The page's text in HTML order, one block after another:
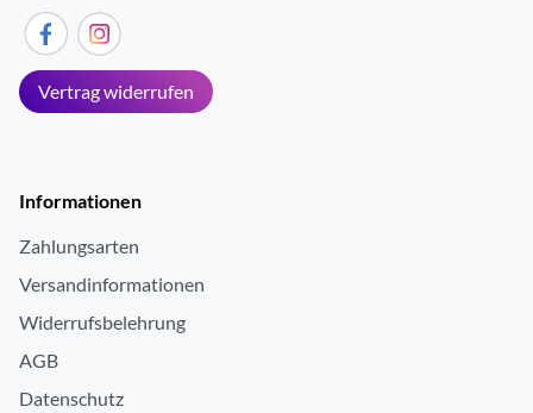
Vertrag widerrufen
Informationen
Zahlungsarten
Versandinformationen
Widerrufsbelehrung
AGB
Datenschutz